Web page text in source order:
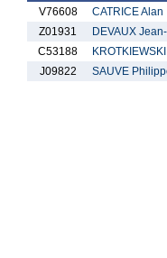
V76608
CATRICE Alan
Z01931
DEVAUX
C53188
J09822
SAUVE